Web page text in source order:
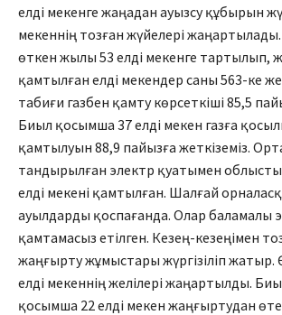
елді мекенге жаңадан ауызсу құбырын
мекеннің тозған жүйелері жаңартылады.
өткен жылы 53 елді мекенге тартылып,
қамтылған елді мекендер саны 563-ке
табиғи газбен қамту көрсеткіші 85,5
Биыл қосымша 37 елді мекен газға
қамтылуын 88,9 пайызға жеткіземіз.
тандырылған электр қуатымен
елді меке­ні қамтылған. Шалғай
ауылдарды қоспа­ғ­ан­да. Олар баламалы
қамтамасыз етілген. Кезең-кезеңімен
жаңғырту жұмыстары жүргізіліп
елді мекен­нің желілері жаңартылды.
қосымша 22 елді мекен жаңғыртудан